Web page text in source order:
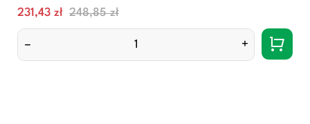
Cena
231,43 zł Normalna
cena
248,85 zł
– +